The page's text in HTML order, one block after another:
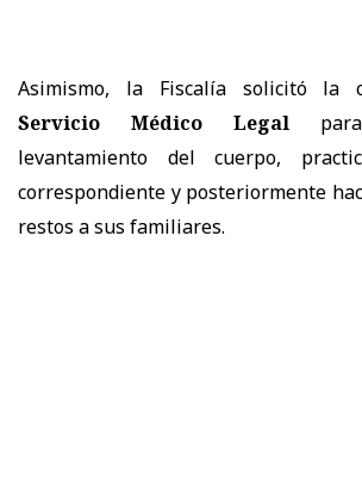
Asimismo, la Fiscalía solicitó la
Servicio Médico Legal
levantamiento del cuerpo,
correspondiente y posteriormente
restos a sus familiares.